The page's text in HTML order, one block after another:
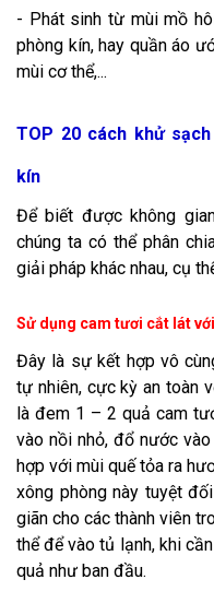
- Phát sinh từ mùi mồ
phòng kín, hay quần áo
mùi cơ thể,...
TOP 20 cách khử
kín
Để biết được không
chúng ta có thể phân
giải pháp khác nhau, cụ
Sử dụng cam tươi cắt lát
Đây là sự kết hợp vô
tự nhiên, cực kỳ an toàn
là đem 1 – 2 quả cam
vào nồi nhỏ, đổ nước
hợp với mùi quế tỏa ra
xông phòng này tuyệt
giãn cho các thành viên
thể để vào tủ lạnh, khi
quả như ban đầu.